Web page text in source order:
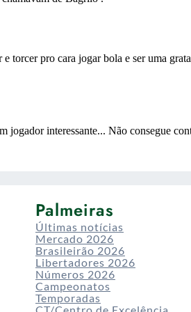
Palmeiras
Últimas notícias
Mercado 2026
Brasileirão 2026
Libertadores 2026
Números 2026
Campeonatos
Temporadas